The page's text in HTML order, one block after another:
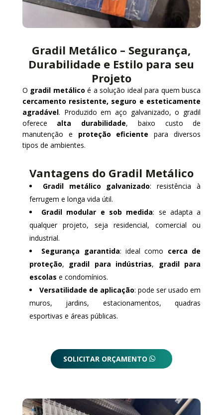
Gradil Metálico – Segurança,
Durabilidade e Estilo para seu
Projeto
O gradil metálico é a solução ideal para quem busca
cercamento resistente, seguro e esteticamente
agradável. Produzido em aço galvanizado, o gradil
oferece alta durabilidade, baixo custo de
manutenção e proteção eficiente para diversos
tipos de ambientes.
Vantagens do Gradil Metálico
Gradil metálico galvanizado: resistência à
ferrugem e longa vida útil.
Gradil modular e sob medida: se adapta a
qualquer projeto, seja residencial, comercial ou
industrial.
Segurança garantida: ideal como cerca de
proteção, gradil para indústrias, gradil para
escolas e condomínios.
Versatilidade de aplicação: pode ser usado em
muros, jardins, estacionamentos, quadras
esportivas e áreas públicas.
SOLICITAR ORÇAMENTO